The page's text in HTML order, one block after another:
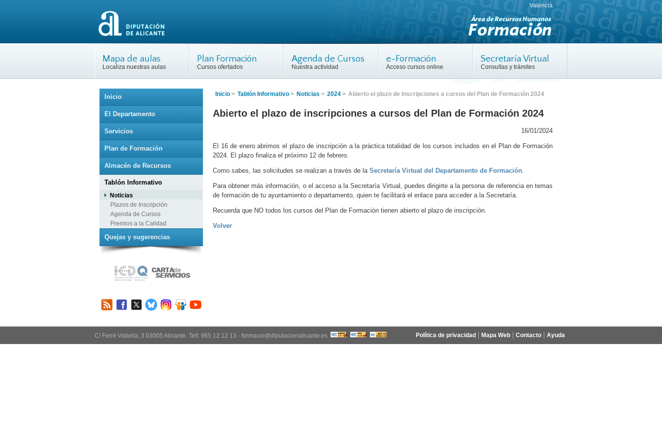
Valencià
Mapa de aulas
Localiza nuestras aulas
Plan Formación
Cursos ofertados
Agenda de Cursos
Nuestra actividad
e-Formación
Acceso cursos online
Secretaría Virtual
Consultas y trámites
Inicio > Tablón Informativo > Noticias > 2024 > Abierto el plazo de inscripciones a cursos del Plan de Formación 2024
Abierto el plazo de inscripciones a cursos del Plan de Formación 2024
16/01/2024
El 16 de enero abrimos el plazo de inscripción a la práctica totalidad de los cursos incluidos en el Plan de Formación
2024. El plazo finaliza el próximo 12 de febrero.
Como sabes, las solicitudes se realizan a través de la Secretaría Virtual del Departamento de Formación.
Para obtener más información, o el acceso a la Secretaría Virtual, puedes dirigirte a la persona de referencia en temas
de formación de tu ayuntamiento o departamento, quien te facilitará el enlace para acceder a la Secretaría.
Recuerda que NO todos los cursos del Plan de Formación tienen abierto el plazo de inscripción.
Volver
Inicio
El Departamento
Servicios
Plan de Formación
Almacén de Recursos
Tablón Informativo
Noticias
Plazos de Inscripción
Agenda de Cursos
Premios a la Calidad
Quejas y sugerencias
C/ Ferré Vidiella, 3 03005 Alicante. Telf. 965 12 12 13 - formacio@diputacionalicante.es Política de privacidad Mapa Web Contacto Ayuda